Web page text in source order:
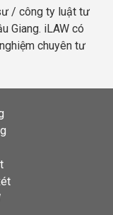
/ công ty luật tư
Giang. iLAW có
chuyên tư